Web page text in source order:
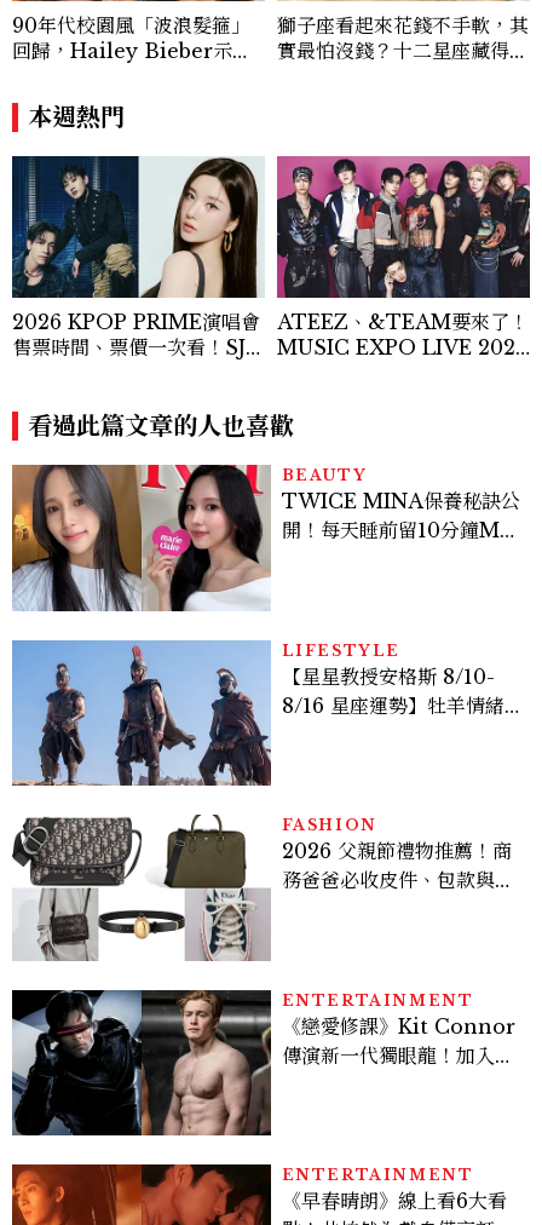
90年代校園風「波浪髮箍」
回歸，Hailey Bieber示範
u髮箍未開賣先爆紅！
獅子座看起來花錢不手軟，其
實最怕沒錢？十二星座藏得最
本週熱門
2026 KPOP PRIME演唱會
售票時間、票價一次看！SJ東
ATEEZ、&TEAM要來了！
MUSIC EXPO LIVE 2026
看過此篇文章的人也喜歡
BEAUTY
TWICE MINA保養秘訣公
開！每天睡前留10分鐘ME
LIFESTYLE
【星星教授安格斯 8/10-
8/16 星座運勢】牡羊情緒
FASHION
2026 父親節禮物推薦！商
務爸爸必收皮件、包款與鞋
ENTERTAINMENT
《戀愛修課》Kit Connor
傳演新一代獨眼龍！加入新
ENTERTAINMENT
《早春晴朗》線上看6大看